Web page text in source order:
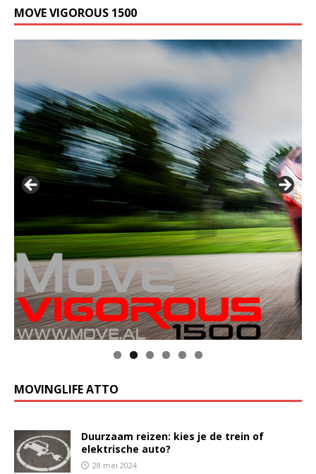
MOVE VIGOROUS 1500
MOVINGLIFE ATTO
Duurzaam reizen: kies je de trein of
elektrische auto?
28 mei 2024